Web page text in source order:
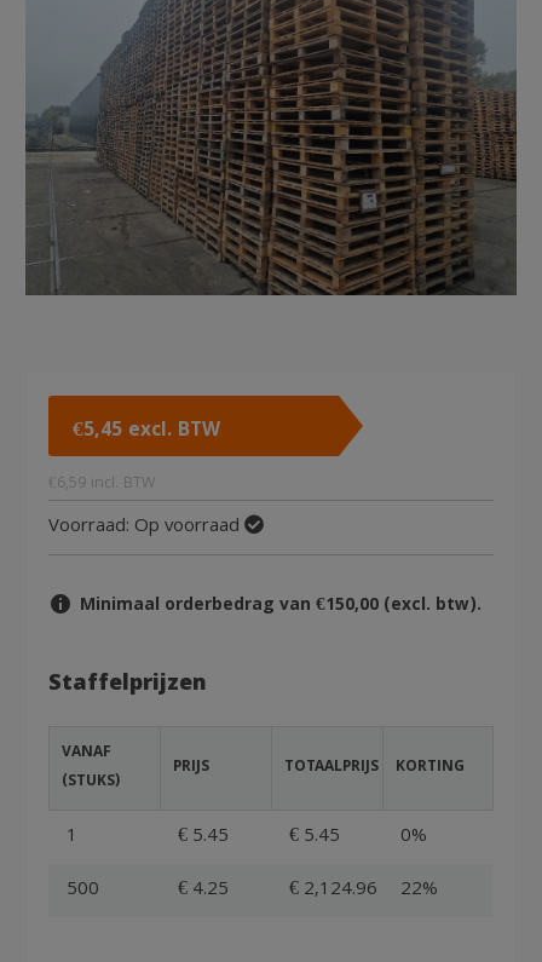
€5,45 excl. BTW
€ 6,59 incl. BTW
Voorraad: Op voorraad
Minimaal orderbedrag van €150,00 (excl. btw).
Staffelprijzen
VANAF
(STUKS)
PRIJS TOTAALPRIJS KORTING
1 € 5.45 € 5.45
0%
500
€ 4.25 € 2,124.96 22%